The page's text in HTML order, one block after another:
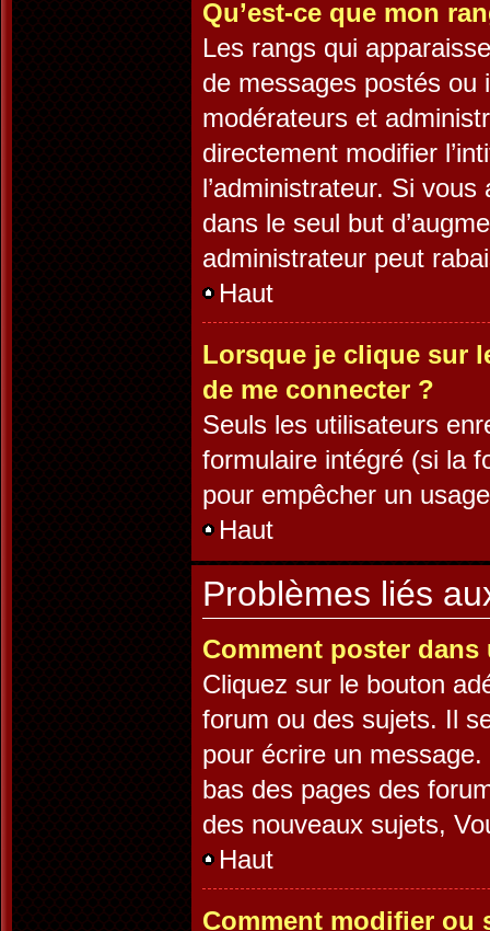
Qu’est-ce que mon
Les rangs qui
de messages postés ou
modérateurs et
directement modifier
l’administrateur. Si
dans le seul but
administrateur peut
Haut
Lorsque je clique sur
de me connecter ?
Seuls les utilisateurs
formulaire intégré (si la
pour empêcher un
Haut
Problèmes liés
Comment poster
Cliquez sur le bouton
forum ou des sujets. Il
pour écrire un
bas des pages des
des nouveaux sujets,
Haut
Comment modifier ou